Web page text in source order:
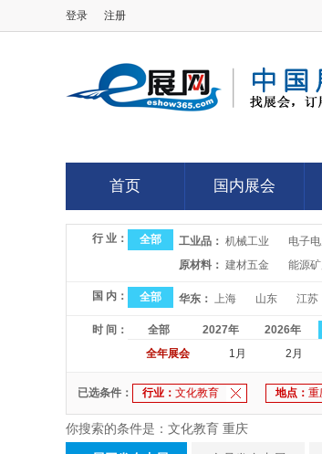
登录 注册
首页
首页
国内展会
国内展会
行 业： 全部 工业品： 机械工业 电子
原材料： 建材五金 能源
国 内： 全部 华东： 上海 山东 江苏
时 间： 全部 2027年 2026年
全年展会
1月 2月
已选条件： 行业： 文化教育 地点： 重
你搜索的条件是：文化教育 重庆